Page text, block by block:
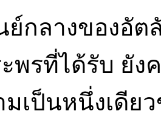
ย์กลางของอั
ะพรที่ได้รับ ยั
มเป็นหนึ่งเดีย